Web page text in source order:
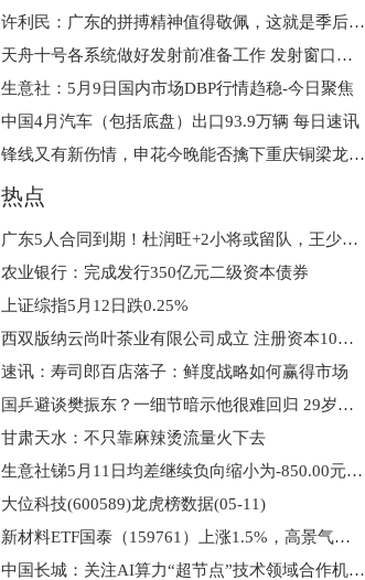
许利民：广东的拼搏精神值得敬佩，这就是季后赛总会有胜有负
天舟十号各系统做好发射前准备工作 发射窗口天气满足发射条件-热点
生意社：5月9日国内市场DBP行情趋稳-今日聚焦
中国4月汽车（包括底盘）出口93.9万辆 每日速讯
锋线又有新伤情，申花今晚能否擒下重庆铜梁龙_今日精选
热点
广东5人合同到期！杜润旺+2小将或留队，王少杰租借到期买断吗？_新消息
农业银行：完成发行350亿元二级资本债券
上证综指5月12日跌0.25%
西双版纳云尚叶茶业有限公司成立 注册资本10万人民币
速讯：寿司郎百店落子：鲜度战略如何赢得市场
国乒避谈樊振东？一细节暗示他很难回归 29岁梁靖崑或将征战洛奥-今日热议
甘肃天水：不只靠麻辣烫流量火下去
生意社锑5月11日均差继续负向缩小为-850.00元/吨 独家焦点
大位科技(600589)龙虎榜数据(05-11)
新材料ETF国泰（159761）上涨1.5%，高景气下游新材料品种有望兑现成长性
中国长城：关注AI算力“超节点”技术领域合作机会 可提供基础算力和智能算力产品-每日速讯